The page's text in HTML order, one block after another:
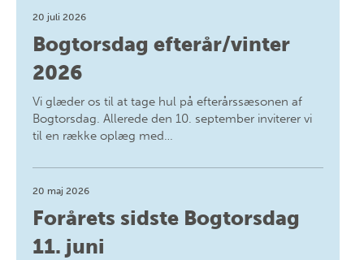
20 juli 2026
Bogtorsdag efterår/vinter
2026
Vi glæder os til at tage hul på efterårssæsonen af
Bogtorsdag. Allerede den 10. september inviterer vi
til en række oplæg med…
20 maj 2026
Forårets sidste Bogtorsdag
11. juni